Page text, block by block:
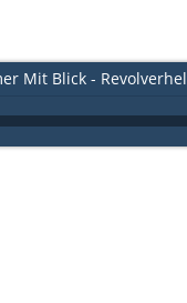
Mit Blick -